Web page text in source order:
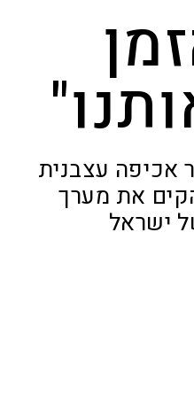
אכיפה עצבנית
את מערך
ישראל